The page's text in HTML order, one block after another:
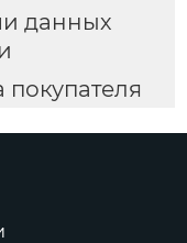
данных
покупателя